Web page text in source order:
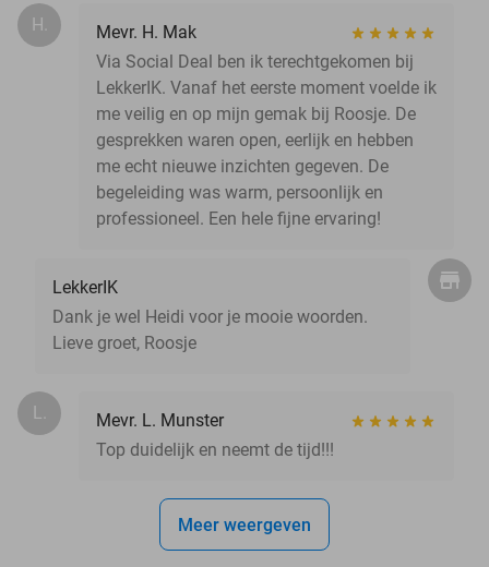
H.
Mevr. H. Mak
Via Social Deal ben ik terechtgekomen bij
LekkerIK. Vanaf het eerste moment voelde ik
me veilig en op mijn gemak bij Roosje. De
gesprekken waren open, eerlijk en hebben
me echt nieuwe inzichten gegeven. De
begeleiding was warm, persoonlijk en
professioneel. Een hele fijne ervaring!
LekkerIK
Dank je wel Heidi voor je mooie woorden.
Lieve groet, Roosje
L.
Mevr. L. Munster
Top duidelijk en neemt de tijd!!!
Meer weergeven